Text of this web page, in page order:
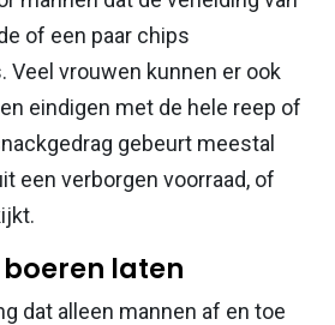
of een paar chips
Veel vrouwen kunnen er ook
eindigen met de hele reep of
gebeurt meestal
een verborgen voorraad, of
boeren laten
dat alleen mannen af en toe